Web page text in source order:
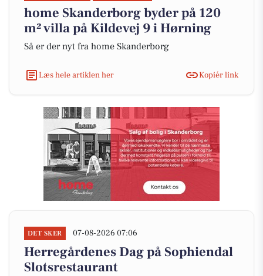
home Skanderborg byder på 120
m² villa på Kildevej 9 i Hørning
Så er der nyt fra home Skanderborg
Læs hele artiklen her Kopiér link
DET SKER 07-08-2026 07:06
Herregårdenes Dag på Sophiendal
Slotsrestaurant